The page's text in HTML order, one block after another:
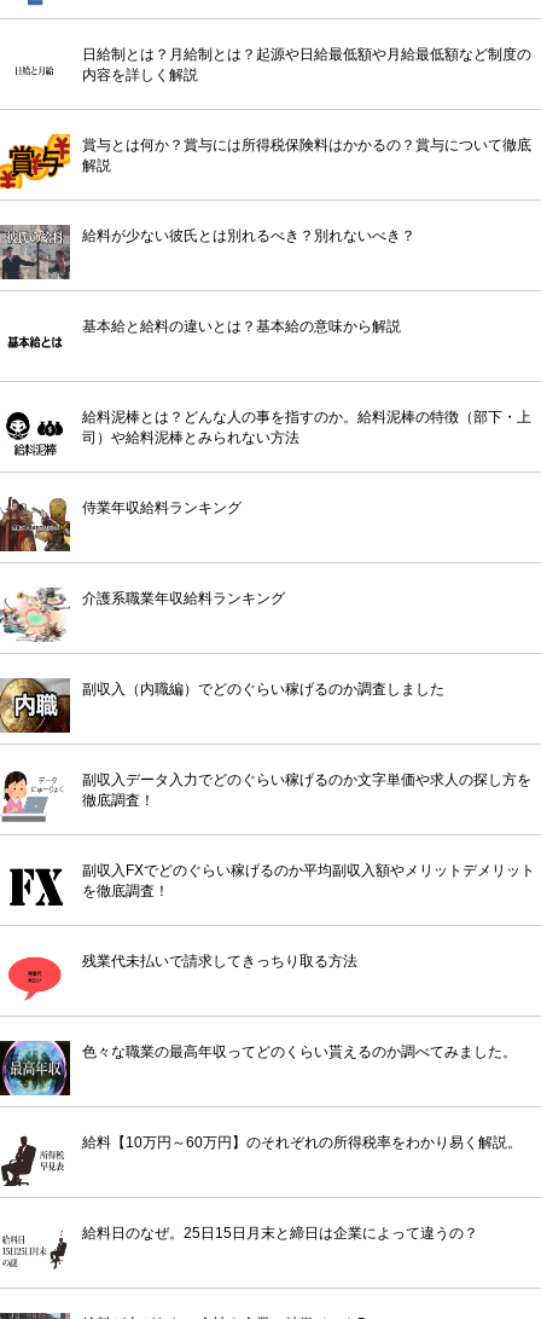
日給制とは？月給制とは？起源や日給最低額や月給最低額など制度の
内容を詳しく解説
賞与とは何か？賞与には所得税保険料はかかるの？賞与について徹底
解説
給料が少ない彼氏とは別れるべき？別れないべき？
基本給と給料の違いとは？基本給の意味から解説
給料泥棒とは？どんな人の事を指すのか。給料泥棒の特徴（部下・上
司）や給料泥棒とみられない方法
侍業年収給料ランキング
介護系職業年収給料ランキング
副収入（内職編）でどのぐらい稼げるのか調査しました
副収入データ入力でどのぐらい稼げるのか文字単価や求人の探し方を
徹底調査！
副収入FXでどのぐらい稼げるのか平均副収入額やメリットデメリット
を徹底調査！
残業代未払いで請求してきっちり取る方法
色々な職業の最高年収ってどのくらい貰えるのか調べてみました。
給料【10万円～60万円】のそれぞれの所得税率をわかり易く解説。
給料日のなぜ。25日15日月末と締日は企業によって違うの？